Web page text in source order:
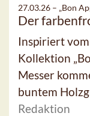
27.03.26 – „Bon
Der
Inspiriert
Kollektion
Messer
buntem
Redaktion